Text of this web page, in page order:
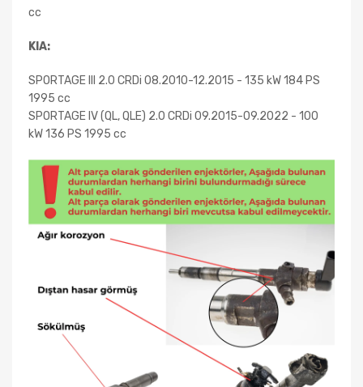
cc
KIA:
SPORTAGE III 2.0 CRDi 08.2010-12.2015 - 135 kW 184 PS
1995 cc
SPORTAGE IV (QL, QLE) 2.0 CRDi 09.2015-09.2022 - 100
kW 136 PS 1995 cc